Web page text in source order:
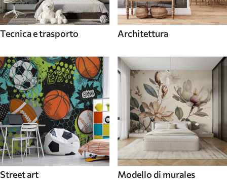
Tecnica e trasporto Architettura
Street art Modello di murales